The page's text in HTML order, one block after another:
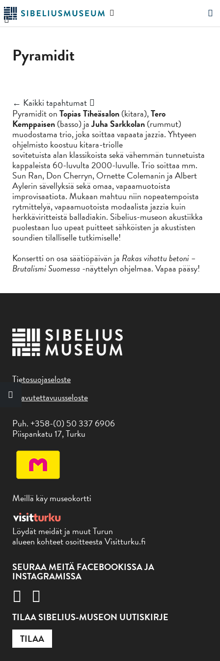
Siirry
pääsisältöön
Hae
Pyramidit
← Kaikki tapahtumat
Pyramidit onTopias Tiheäsalon(kitara),Tero
Kemppaisen(basso) jaJuha Sarkkolan(rummut)
muodostama trio, joka soittaa vapaata jazzia. Yhtyeen
ohjelmisto koostuu kitara-triolle
sovitetuista alan klassikoista sekä vähemmän tunnetuista
kappaleista 60-luvulta 2000-luvulle. Trio soittaa mm.
Sun Ran, Don Cherryn, Ornette Colemanin ja Albert
Aylerin sävellyksiä sekä omaa, vapaamuotoista
improvisaatiota. Mukaan mahtuu niin nopeatempoista
rytmittelyä, vapaamuotoista modaalista jazzia kuin
herkkäviritteistä balladiakin. Sibelius-museon akustiikka
puolestaan luo upeat puitteet sähköisten ja akustisten
soundien tilalliselle tutkimiselle!
Konsertti on osa säätiöpäivän ja Rakas vihattu betoni –
Brutalismi Suomessa -näyttelyn ohjelmaa. Vapaa pääsy!
Tietosuojaseloste
Saavutettavuusseloste
Puh. +358-(0) 50 337 6906
Piispankatu 17, Turku
Meillä käy museokortti
Löydät meidät ja muut Turun
alueen kohteet osoitteesta Visitturku.fi
SEURAA MEITÄ FACEBOOKISSA JA
INSTAGRAMISSA
TILAA SIBELIUS-MUSEON UUTISKIRJE
TILAA